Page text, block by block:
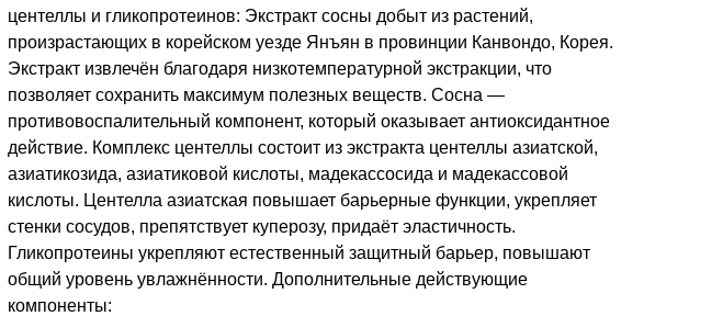
центеллы и гликопротеинов: Экстракт сосны добыт из растений,
произрастающих в корейском уезде Янъян в провинции Канвондо, Корея.
Экстракт извлечён благодаря низкотемпературной экстракции, что
позволяет сохранить максимум полезных веществ. Сосна —
противовоспалительный компонент, который оказывает антиоксидантное
действие. Комплекс центеллы состоит из экстракта центеллы азиатской,
азиатикозида, азиатиковой кислоты, мадекассосида и мадекассовой
кислоты. Центелла азиатская повышает барьерные функции, укрепляет
стенки сосудов, препятствует куперозу, придаёт эластичность.
Гликопротеины укрепляют естественный защитный барьер, повышают
общий уровень увлажнённости. Дополнительные действующие
компоненты: